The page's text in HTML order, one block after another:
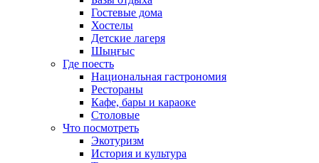
Гостевые дома
Хостелы
Детские лагеря
Шыңғыс
Где поесть
Национальная гастрономия
Рестораны
Кафе, бары и караоке
Столовые
Что посмотреть
Экотуризм
История и культура